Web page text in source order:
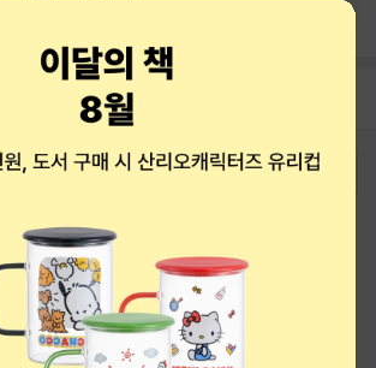
+결제+추천 혜택모음
최근 본 상품 주문/배송
티켓 1544-6399
eBook 1:1문의/채팅상담
예스이십사(주) 사업자 정보
개인정보처리방침
청소년보호정책
PC버전
회사소개
거래처관계자께